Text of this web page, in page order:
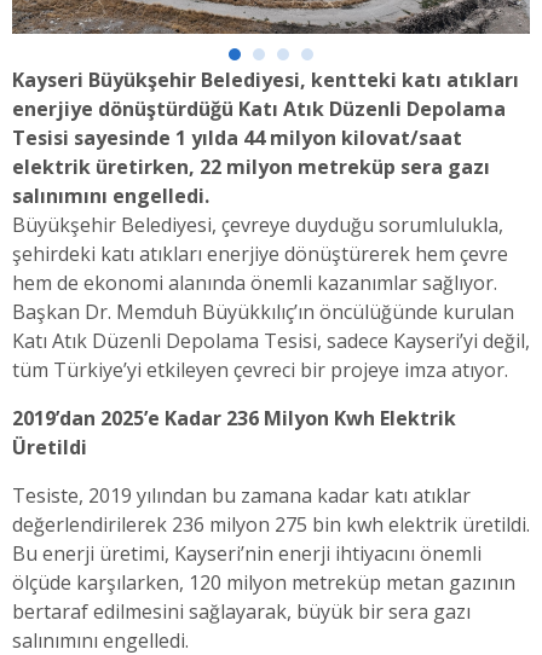
Kayseri Büyükşehir Belediyesi, kentteki katı atıkları
enerjiye dönüştürdüğü Katı Atık Düzenli Depolama
Tesisi sayesinde 1 yılda 44 milyon kilovat/saat
elektrik üretirken, 22 milyon metreküp sera gazı
salınımını engelledi.
Büyükşehir Belediyesi, çevreye duyduğu sorumlulukla,
şehirdeki katı atıkları enerjiye dönüştürerek hem çevre
hem de ekonomi alanında önemli kazanımlar sağlıyor.
Başkan Dr. Memduh Büyükkılıç’ın öncülüğünde kurulan
Katı Atık Düzenli Depolama Tesisi, sadece Kayseri’yi değil,
tüm Türkiye’yi etkileyen çevreci bir projeye imza atıyor.
2019’dan 2025’e Kadar 236 Milyon Kwh Elektrik
Üretildi
Tesiste, 2019 yılından bu zamana kadar katı atıklar
değerlendirilerek 236 milyon 275 bin kwh elektrik üretildi.
Bu enerji üretimi, Kayseri’nin enerji ihtiyacını önemli
ölçüde karşılarken, 120 milyon metreküp metan gazının
bertaraf edilmesini sağlayarak, büyük bir sera gazı
salınımını engelledi.